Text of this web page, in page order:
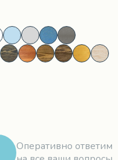
Оперативно ответим